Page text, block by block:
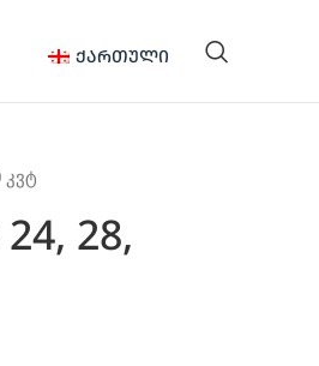
ᲥᲐᲠᲗᲣᲚᲘ
კვტ
28,